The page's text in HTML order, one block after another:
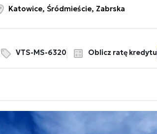
Katowice, Śródmieście, Zabrska
VTS-MS-6320 Oblicz ratę kredytu